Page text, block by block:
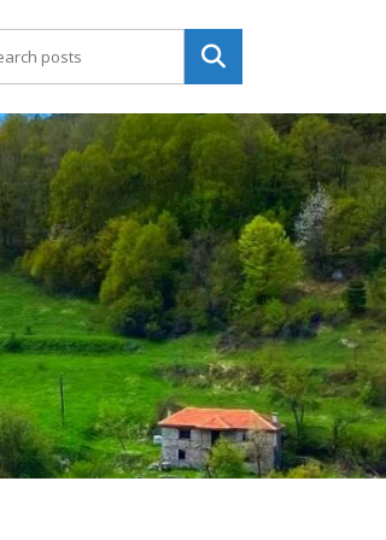
Търсене